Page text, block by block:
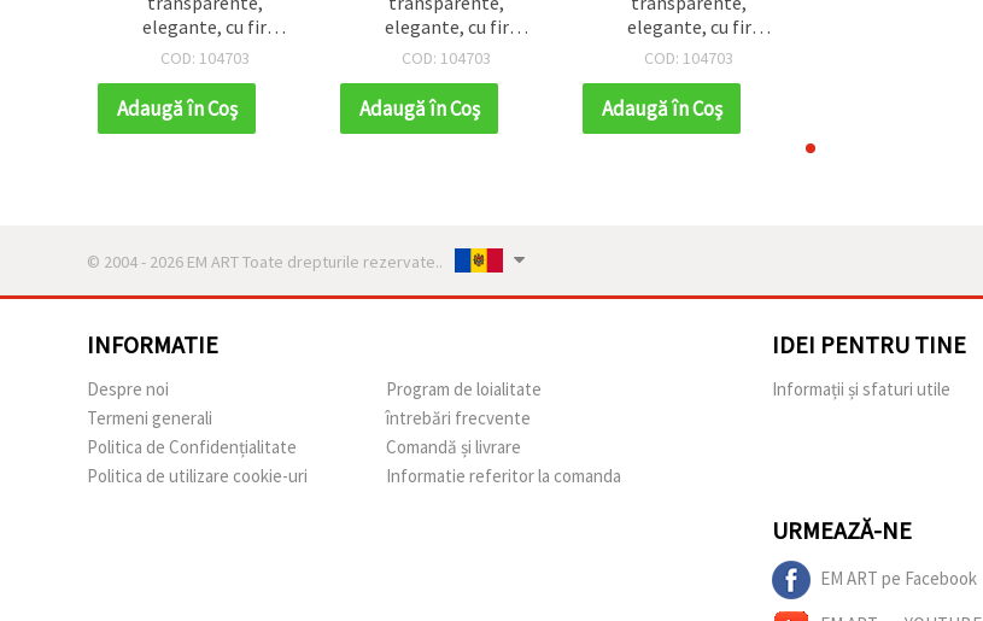
elegante, cu fir
albastru lucios – 2
pentru accente de
bijuterii handmade,
COD: 104703
Adaugă în Coş
elegante, cu fir
albastru lucios – 2
pentru accente de
bijuterii handmade,
COD: 104703
Adaugă în Coş
elegante, cu fir
albastru lucios – 2
pentru accente de
bijuterii handmade,
COD: 104703
Adaugă în Coş
© 2004 - 2026 EM ART Toate drepturile rezervate..
INFORMATIE
Despre noi
Termeni generali
Politica de Confidențialitate
Politica de utilizare cookie-uri
Program de loialitate
întrebări frecvente
Comandă și livrare
Informatie referitor la comanda
IDEI PENTRU TINE
Informații și sfaturi utile
URMEAZĂ-NE
EM ART pe Facebook